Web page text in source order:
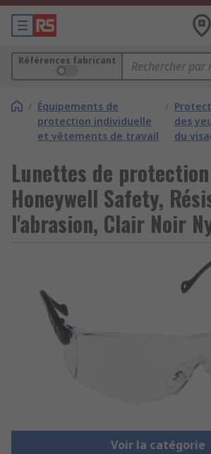
Références fabricant
/ Équipements de
protection individuelle
et vêtements de travail
/
des
du
Lunettes de protection
Honeywell Safety,
l'abrasion, Clair Noir
Voir la catégorie